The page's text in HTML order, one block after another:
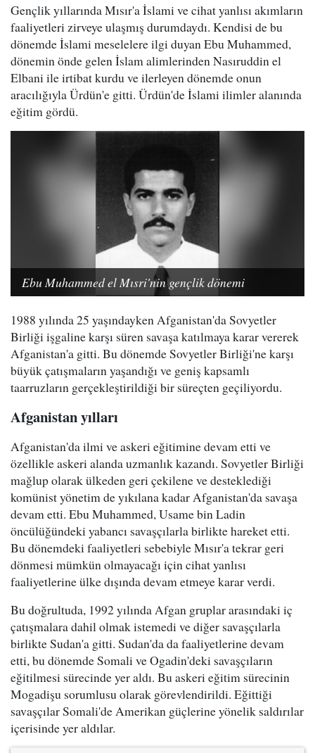
Gençlik yıllarında Mısır'a İslami ve cihat yanlısı akımların
faaliyetleri zirveye ulaşmış durumdaydı. Kendisi de bu
dönemde İslami meselelere ilgi duyan Ebu Muhammed,
dönemin önde gelen İslam alimlerinden Nasıruddin el
Elbani ile irtibat kurdu ve ilerleyen dönemde onun
aracılığıyla Ürdün'e gitti. Ürdün'de İslami ilimler alanında
eğitim gördü.
Ebu Muhammed el Mısri'nin gençlik dönemi
1988 yılında 25 yaşındayken Afganistan'da Sovyetler
Birliği işgaline karşı süren savaşa katılmaya karar vererek
Afganistan'a gitti. Bu dönemde Sovyetler Birliği'ne karşı
büyük çatışmaların yaşandığı ve geniş kapsamlı
taarruzların gerçekleştirildiği bir süreçten geçiliyordu.
Afganistan yılları
Afganistan'da ilmi ve askeri eğitimine devam etti ve
özellikle askeri alanda uzmanlık kazandı. Sovyetler Birliği
mağlup olarak ülkeden geri çekilene ve desteklediği
komünist yönetim de yıkılana kadar Afganistan'da savaşa
devam etti. Ebu Muhammed, Usame bin Ladin
öncülüğündeki yabancı savaşçılarla birlikte hareket etti.
Bu dönemdeki faaliyetleri sebebiyle Mısır'a tekrar geri
dönmesi mümkün olmayacağı için cihat yanlısı
faaliyetlerine ülke dışında devam etmeye karar verdi.
Bu doğrultuda, 1992 yılında Afgan gruplar arasındaki iç
çatışmalara dahil olmak istemedi ve diğer savaşçılarla
birlikte Sudan'a gitti. Sudan'da da faaliyetlerine devam
etti, bu dönemde Somali ve Ogadin'deki savaşçıların
eğitilmesi sürecinde yer aldı. Bu askeri eğitim sürecinin
Mogadişu sorumlusu olarak görevlendirildi. Eğittiği
savaşçılar Somali'de Amerikan güçlerine yönelik saldırılar
içerisinde yer aldılar.